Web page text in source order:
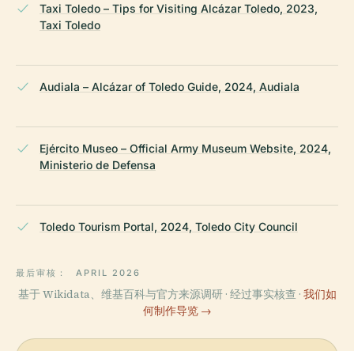
Taxi Toledo – Tips for Visiting Alcázar Toledo, 2023,
Taxi Toledo
Audiala – Alcázar of Toledo Guide, 2024, Audiala
Ejército Museo – Official Army Museum Website, 2024,
Ministerio de Defensa
Toledo Tourism Portal, 2024, Toledo City Council
最后审核： APRIL 2026
基于 Wikidata、维基百科与官方来源调研 · 经过事实核查 · 我们如
何制作导览 →